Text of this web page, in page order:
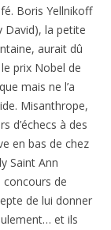
Boris Yellnikoff
David), la petite
aurait dû
prix Nobel de
mais ne l’a
Misanthrope,
d’échecs à des
en bas de chez
Saint Ann
concours de
de lui donner
et ils